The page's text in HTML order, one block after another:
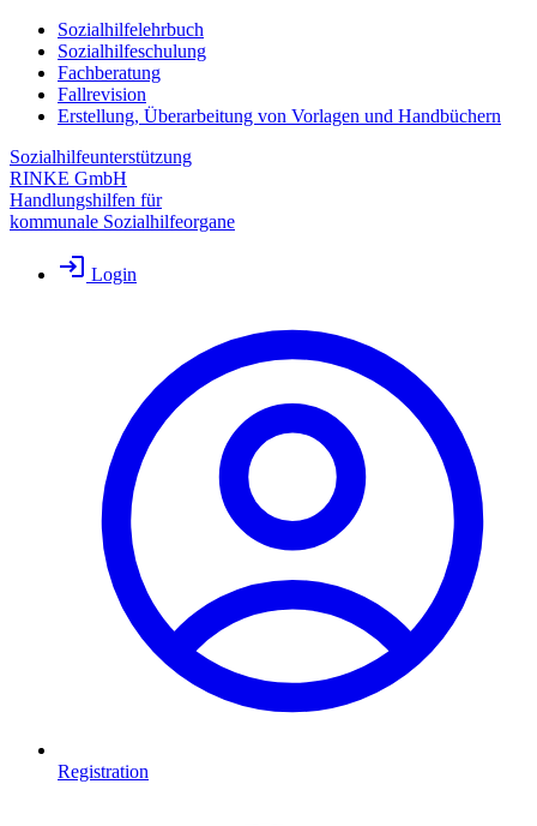
Sozialhilfelehrbuch
Sozialhilfeschulung
Fachberatung
Fallrevision
Erstellung, Überarbeitung von Vorlagen und Handbüchern
Sozialhilfeunterstützung
RINKE GmbH
Handlungshilfen für
kommunale Sozialhilfeorgane
Login
Registration